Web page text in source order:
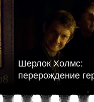
Шерлок Холмс:
перерождение